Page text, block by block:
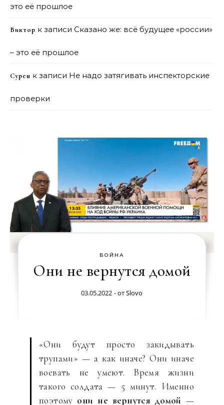
это её прошлое
Виктор к записи Сказано же: всё будущее «россии»
– это её прошлое
Сурен к записи Не надо затягивать инспекторские
проверки
ВОЙНА
Они не вернутся домой
03.05.2022 - отSlovo
«Они будут просто закидывать
трупами» — а как иначе? Они иначе
воевать не умеют. Время жизни
такого солдата — 5 минут. Именно
поэтому они не вернутся домой —